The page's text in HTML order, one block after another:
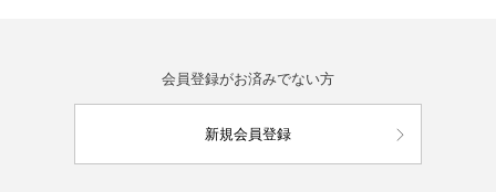
会員登録がお済みでない方
新規会員登録